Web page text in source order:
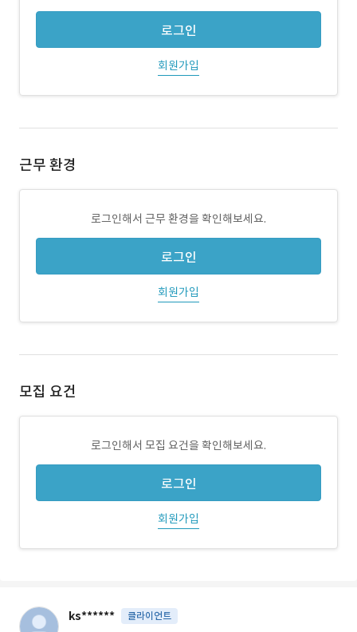
로그인
회원가입
근무 환경
로그인해서 근무 환경을 확인해보세요.
로그인
회원가입
모집 요건
로그인해서 모집 요건을 확인해보세요.
로그인
회원가입
ks****** 클라이언트